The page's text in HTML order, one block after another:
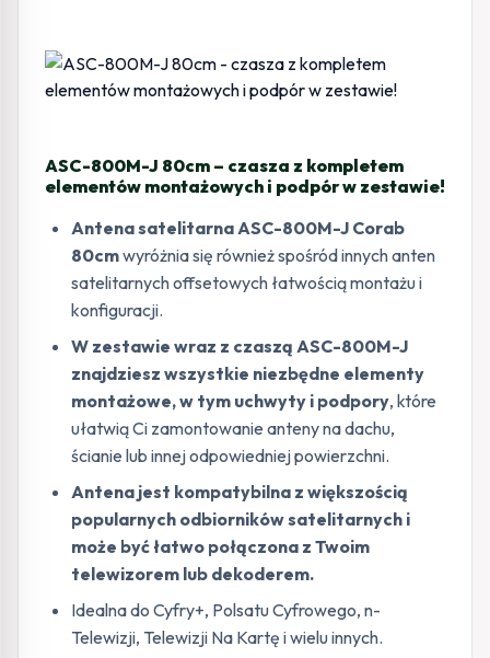
ASC-800M-J 80cm – czasza z kompletem
elementów montażowych i podpór w zestawie!
Antena satelitarna ASC-800M-J Corab
80cmwyróżnia się również spośród innych anten
satelitarnych offsetowych łatwością montażu i
konfiguracji.
W zestawie wraz z czaszą ASC-800M-J
znajdziesz wszystkie niezbędne elementy
montażowe, w tym uchwyty i podpory, które
ułatwią Ci zamontowanie anteny na dachu,
ścianie lub innej odpowiedniej powierzchni.
Antena jest kompatybilna z większością
popularnych odbiorników satelitarnych i
może być łatwo połączona z Twoim
telewizorem lub dekoderem.
Idealna do Cyfry+, Polsatu Cyfrowego, n-
Telewizji, Telewizji Na Kartę i wielu innych.